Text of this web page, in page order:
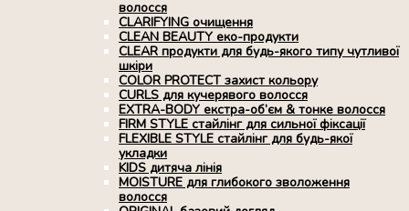
волосся
CLARIFYING очищення
CLEAN BEAUTY еко-продукти
CLEAR продукти для будь-якого типу чутливої
шкіри
COLOR PROTECT захист кольору
CURLS для кучерявого волосся
EXTRA-BODY екстра-об’єм & тонке волосся
FIRM STYLE стайлінг для сильної фіксації
FLEXIBLE STYLE стайлінг для будь-якої
укладки
KIDS дитяча лінія
MOISTURE для глибокого зволоження
волосся